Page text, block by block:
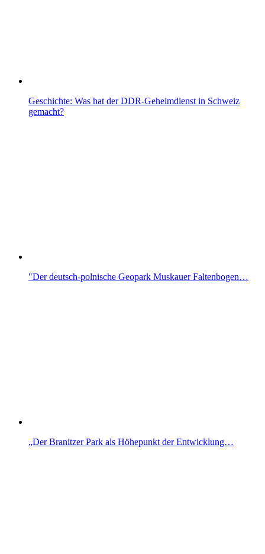
Geschichte: Was hat der DDR-Geheimdienst in Schweiz
gemacht?
"Der deutsch-polnische Geopark Muskauer Faltenbogen…
„Der Branitzer Park als Höhepunkt der Entwicklung…